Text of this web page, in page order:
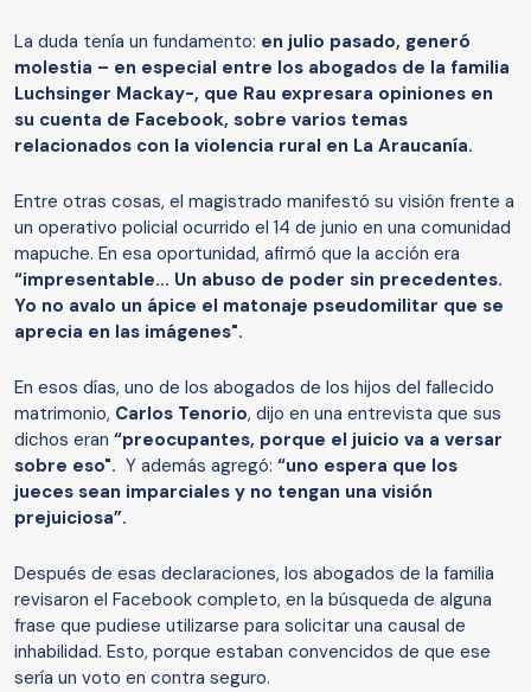
La duda tenía un fundamento: en julio pasado, generó
molestia – en especial entre los abogados de la familia
Luchsinger Mackay-, que Rau expresara opiniones en
su cuenta de Facebook, sobre varios temas
relacionados con la violencia rural en La Araucanía.
Entre otras cosas, el magistrado manifestó su visión frente a
un operativo policial ocurrido el 14 de junio en una comunidad
mapuche. En esa oportunidad, afirmó que la acción era
“impresentable… Un abuso de poder sin precedentes.
Yo no avalo un ápice el matonaje pseudomilitar que se
aprecia en las imágenes".
En esos días, uno de los abogados de los hijos del fallecido
matrimonio, Carlos Tenorio, dijo en una entrevista que sus
dichos eran “preocupantes, porque el juicio va a versar
sobre eso". Y además agregó: “uno espera que los
jueces sean imparciales y no tengan una visión
prejuiciosa”.
Después de esas declaraciones, los abogados de la familia
revisaron el Facebook completo, en la búsqueda de alguna
frase que pudiese utilizarse para solicitar una causal de
inhabilidad. Esto, porque estaban convencidos de que ese
sería un voto en contra seguro.